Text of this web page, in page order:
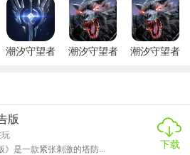
版功能】
线合作，玩家可以组建联盟，共同
潮汐守望者
潮汐守望者
潮汐守望者
版
玩
》是一款紧张刺激的塔防...
下载